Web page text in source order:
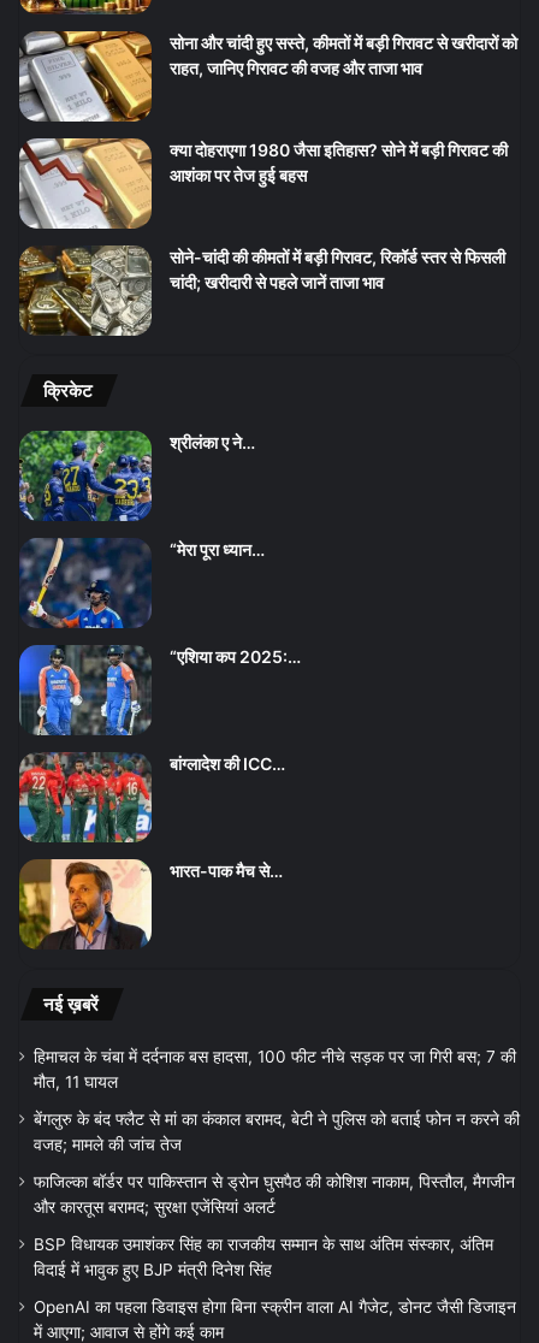
सोना और चांदी हुए सस्ते, कीमतों में बड़ी गिरावट से खरीदारों को
राहत, जानिए गिरावट की वजह और ताजा भाव
क्या दोहराएगा 1980 जैसा इतिहास? सोने में बड़ी गिरावट की
आशंका पर तेज हुई बहस
सोने-चांदी की कीमतों में बड़ी गिरावट, रिकॉर्ड स्तर से फिसली
चांदी; खरीदारी से पहले जानें ताजा भाव
क्रिकेट
श्रीलंका ए ने…
“मेरा पूरा ध्यान…
“एशिया कप 2025:…
बांग्लादेश की ICC…
भारत-पाक मैच से…
नई ख़बरें
हिमाचल के चंबा में दर्दनाक बस हादसा, 100 फीट नीचे सड़क पर जा गिरी बस; 7 की
मौत, 11 घायल
बेंगलुरु के बंद फ्लैट से मां का कंकाल बरामद, बेटी ने पुलिस को बताई फोन न करने की
वजह; मामले की जांच तेज
फाजिल्का बॉर्डर पर पाकिस्तान से ड्रोन घुसपैठ की कोशिश नाकाम, पिस्तौल, मैगजीन
और कारतूस बरामद; सुरक्षा एजेंसियां अलर्ट
BSP विधायक उमाशंकर सिंह का राजकीय सम्मान के साथ अंतिम संस्कार, अंतिम
विदाई में भावुक हुए BJP मंत्री दिनेश सिंह
OpenAI का पहला डिवाइस होगा बिना स्क्रीन वाला AI गैजेट, डोनट जैसी डिजाइन
में आएगा; आवाज से होंगे कई काम